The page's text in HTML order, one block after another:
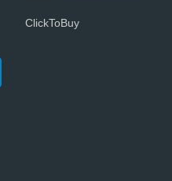
ClickToBuy